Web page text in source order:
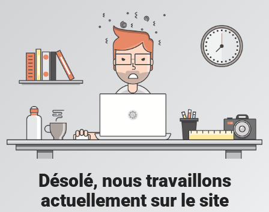
Désolé, nous travaillons
actuellement sur le site